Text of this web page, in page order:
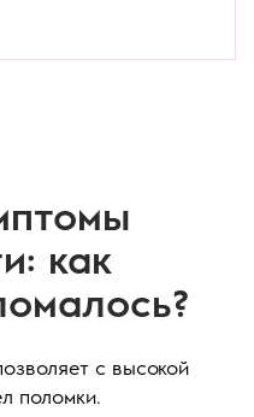
как
с высокой
поломки.